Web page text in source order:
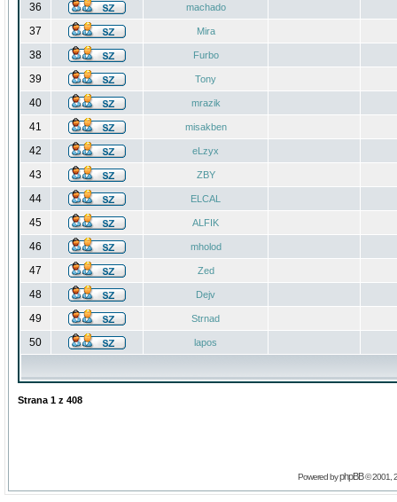
36 machado
37 Mira
38 Furbo
39 Tony
40 mrazik
41 misakben
42 eLzyx
43 ZBY
44 ELCAL
45 ALFIK
46 mholod
47 Zed
48 Dejv
49 Strnad
50 lapos
Strana 1 z 408
Powered byphpBB© 2001,